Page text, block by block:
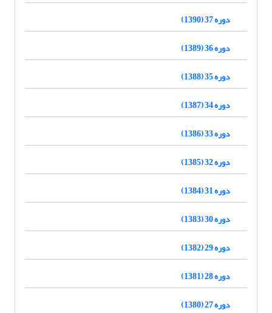
دوره 37 (1390)
دوره 36 (1389)
دوره 35 (1388)
دوره 34 (1387)
دوره 33 (1386)
دوره 32 (1385)
دوره 31 (1384)
دوره 30 (1383)
دوره 29 (1382)
دوره 28 (1381)
دوره 27 (1380)